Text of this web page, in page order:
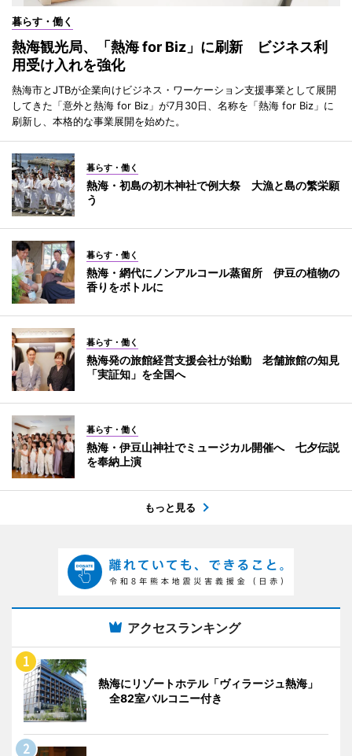
暮らす・働く
熱海観光局、「熱海 for Biz」に刷新 ビジネス利
用受け入れを強化
熱海市とJTBが企業向けビジネス・ワーケーション支援事業として展開
してきた「意外と熱海 for Biz」が7月30日、名称を「熱海 for Biz」に
刷新し、本格的な事業展開を始めた。
暮らす・働く
熱海・初島の初木神社で例大祭 大漁と島の繁栄願
う
暮らす・働く
熱海・網代にノンアルコール蒸留所 伊豆の植物の
香りをボトルに
暮らす・働く
熱海発の旅館経営支援会社が始動 老舗旅館の知見
「実証知」を全国へ
暮らす・働く
熱海・伊豆山神社でミュージカル開催へ 七夕伝説
を奉納上演
もっと見る
アクセスランキング
熱海にリゾートホテル「ヴィラージュ熱海」
全82室バルコニー付き